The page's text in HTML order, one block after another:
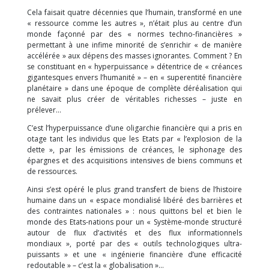
Cela faisait quatre décennies que l’humain, transformé en une
« ressource comme les autres », n’était plus au centre d’un
monde façonné par des « normes techno-financières »
permettant à une infime minorité de s’enrichir « de manière
accélérée » aux dépens des masses ignorantes. Comment ? En
se constituant en « hyperpuissance » détentrice de « créances
gigantesques envers l’humanité » – en « superentité financière
planétaire » dans une époque de complète déréalisation qui
ne savait plus créer de véritables richesses – juste en
prélever…
C’est l’hyperpuissance d’une oligarchie financière qui a pris en
otage tant les individus que les Etats par « l’explosion de la
dette », par les émissions de créances, le siphonage des
épargnes et des acquisitions intensives de biens communs et
de ressources.
Ainsi s’est opéré le plus grand transfert de biens de l’histoire
humaine dans un « espace mondialisé libéré des barrières et
des contraintes nationales » : nous quittons bel et bien le
monde des Etats-nations pour un « Système-monde structuré
autour de flux d’activités et des flux informationnels
mondiaux », porté par des « outils technologiques ultra-
puissants » et une « ingénierie financière d’une efficacité
redoutable » – c’est la « globalisation »…